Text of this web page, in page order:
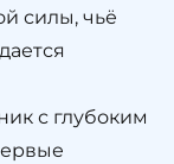
силы, чьё
с глубоким